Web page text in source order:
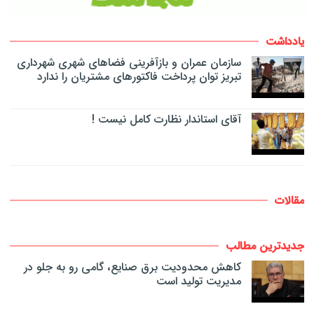
یادداشت
سازمان عمران و بازآفرینی فضاهای شهری شهرداری
تبریز توان پرداخت فاکتورهای مشتریان را ندارد
آقای استاندار نظارت کامل نیست !
مقالات
جدیدترین مطالب
کاهش محدودیت برق صنایع، گامی رو به جلو در
مدیریت تولید است